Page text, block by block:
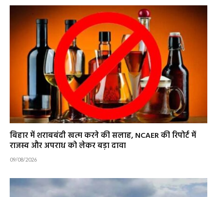
बिहार में शराबबंदी खत्म करने की सलाह, NCAER की रिपोर्ट में
राजस्व और अपराध को लेकर बड़ा दावा
09/08/2026